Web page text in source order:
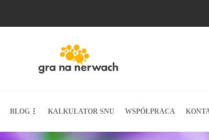
BLOG KALKULATOR SNU WSPÓŁPRACA